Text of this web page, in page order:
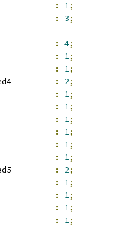
: 1;
: 3;
: 4;
: 1;
: 1;
: 2;
: 1;
: 1;
: 1;
: 1;
: 1;
: 1;
: 2;
: 1;
: 1;
: 1;
: 1;